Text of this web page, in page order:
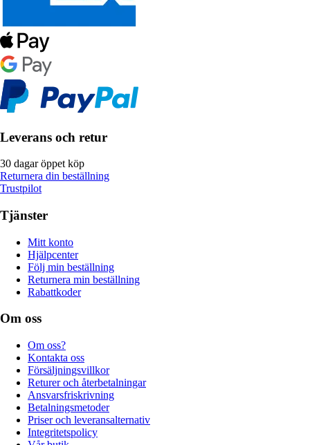
Leverans och retur
30 dagar öppet köp
Returnera din beställning
Trustpilot
Tjänster
Mitt konto
Hjälpcenter
Följ min beställning
Returnera min beställning
Rabattkoder
Om oss
Om oss?
Kontakta oss
Försäljningsvillkor
Returer och återbetalningar
Ansvarsfriskrivning
Betalningsmetoder
Priser och leveransalternativ
Integritetspolicy